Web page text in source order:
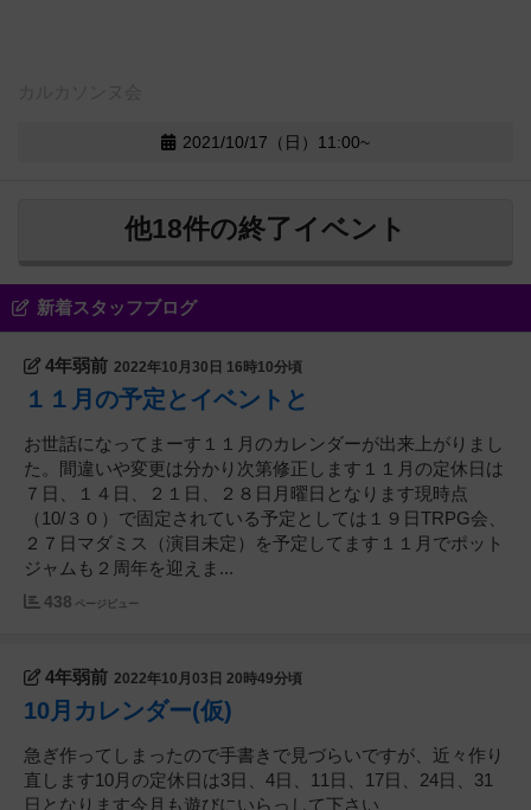
2021/10/17（日）11:00~
他18件の終了イベント
新着スタッフブログ
4年弱前 2022年10月30日 16時10分頃
１１月の予定とイベントと
お世話になってまーす１１月のカレンダーが出来上がりまし
た。間違いや変更は分かり次第修正します１１月の定休日は
７日、１４日、２１日、２８日月曜日となります現時点
（10/３０）で固定されている予定としては１９日TRPG会、
２７日マダミス（演目未定）を予定してます１１月でポット
ジャムも２周年を迎えま...
438 ページビュー
4年弱前 2022年10月03日 20時49分頃
10月カレンダー(仮)
急ぎ作ってしまったので手書きで見づらいですが、近々作り
直します10月の定休日は3日、4日、11日、17日、24日、31
日となります今月も遊びにいらっして下さい